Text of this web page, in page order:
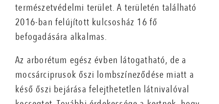
természetvédelmi terület. A területén található
2016-ban felújított kulcsosház 16 fő
befogadására alkalmas.
Az arborétum egész évben látogatható, de a
mocsárciprusok őszi lombszíneződése miatt a
késő őszi bejárása felejthetetlen látnivalóval